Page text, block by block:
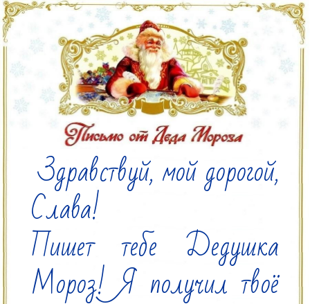
Здравствуй, мой дорогой,
Слава!
Пишет тебе Дедушка
Мороз! Я получил твоё